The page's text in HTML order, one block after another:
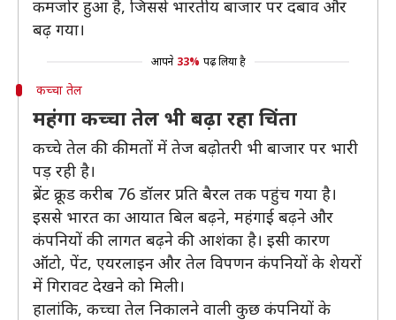
कमजोर हुआ है, जिससे भारतीय बाजार पर दबाव और
बढ़ गया।
आपने 33% पढ़ लिया है
कच्चा तेल
महंगा कच्चा तेल भी बढ़ा रहा चिंता
कच्चे तेल की कीमतों में तेज बढ़ोतरी भी बाजार पर भारी
पड़ रही है।
ब्रेंट क्रूड करीब 76 डॉलर प्रति बैरल तक पहुंच गया है।
इससे भारत का आयात बिल बढ़ने, महंगाई बढ़ने और
कंपनियों की लागत बढ़ने की आशंका है। इसी कारण
ऑटो, पेंट, एयरलाइन और तेल विपणन कंपनियों के शेयरों
में गिरावट देखने को मिली।
हालांकि, कच्चा तेल निकालने वाली कुछ कंपनियों के